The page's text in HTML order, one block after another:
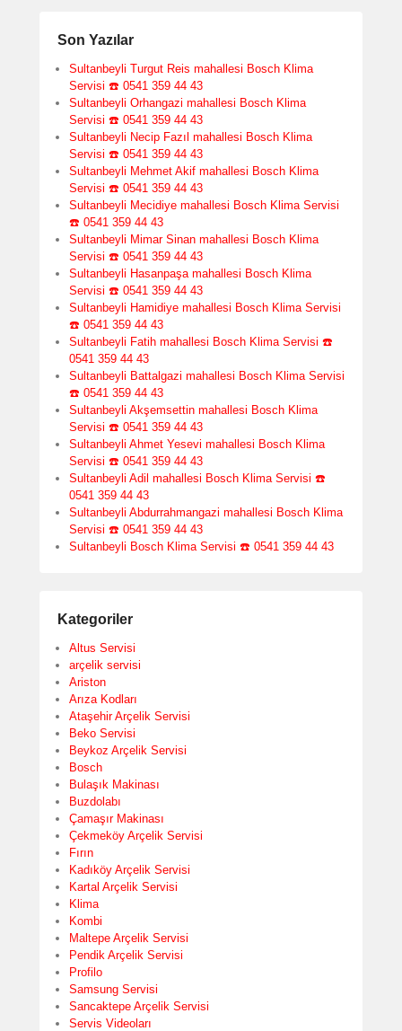
Son Yazılar
Sultanbeyli Turgut Reis mahallesi Bosch Klima
Servisi ☎️ 0541 359 44 43
Sultanbeyli Orhangazi mahallesi Bosch Klima
Servisi ☎️ 0541 359 44 43
Sultanbeyli Necip Fazıl mahallesi Bosch Klima
Servisi ☎️ 0541 359 44 43
Sultanbeyli Mehmet Akif mahallesi Bosch Klima
Servisi ☎️ 0541 359 44 43
Sultanbeyli Mecidiye mahallesi Bosch Klima Servisi
☎️ 0541 359 44 43
Sultanbeyli Mimar Sinan mahallesi Bosch Klima
Servisi ☎️ 0541 359 44 43
Sultanbeyli Hasanpaşa mahallesi Bosch Klima
Servisi ☎️ 0541 359 44 43
Sultanbeyli Hamidiye mahallesi Bosch Klima Servisi
☎️ 0541 359 44 43
Sultanbeyli Fatih mahallesi Bosch Klima Servisi ☎️
0541 359 44 43
Sultanbeyli Battalgazi mahallesi Bosch Klima Servisi
☎️ 0541 359 44 43
Sultanbeyli Akşemsettin mahallesi Bosch Klima
Servisi ☎️ 0541 359 44 43
Sultanbeyli Ahmet Yesevi mahallesi Bosch Klima
Servisi ☎️ 0541 359 44 43
Sultanbeyli Adil mahallesi Bosch Klima Servisi ☎️
0541 359 44 43
Sultanbeyli Abdurrahmangazi mahallesi Bosch Klima
Servisi ☎️ 0541 359 44 43
Sultanbeyli Bosch Klima Servisi ☎️ 0541 359 44 43
Kategoriler
Altus Servisi
arçelik servisi
Ariston
Arıza Kodları
Ataşehir Arçelik Servisi
Beko Servisi
Beykoz Arçelik Servisi
Bosch
Bulaşık Makinası
Buzdolabı
Çamaşır Makinası
Çekmeköy Arçelik Servisi
Fırın
Kadıköy Arçelik Servisi
Kartal Arçelik Servisi
Klima
Kombi
Maltepe Arçelik Servisi
Pendik Arçelik Servisi
Profilo
Samsung Servisi
Sancaktepe Arçelik Servisi
Servis Videoları